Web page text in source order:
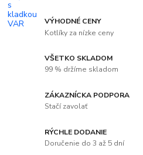
VÝHODNÉ CENY
Kotlíky za nízke ceny
VŠETKO SKLADOM
99 % držíme skladom
ZÁKAZNÍCKA PODPORA
Stačí zavolať
RÝCHLE DODANIE
Doručenie do 3 až 5 dní